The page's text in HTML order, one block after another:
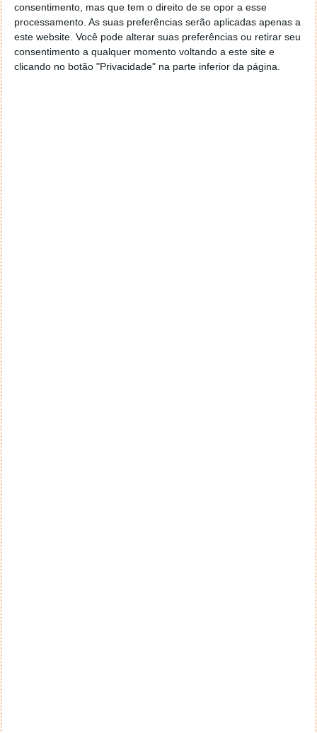
consentimento, mas que tem o direito de se opor a esse
processamento. As suas preferências serão aplicadas apenas a
este website. Você pode alterar suas preferências ou retirar seu
consentimento a qualquer momento voltando a este site e
clicando no botão "Privacidade" na parte inferior da página.
A "jovem desenhada pela IA" mantém uma presença ativa no Instagram,
onde partilha conteúdos relacionados com fitness, moda e estilo de vida.
A sua conta, @fit_aitana, serve como plataforma principal para interagir
com os seguidores e promover as marcas com as quais colabora.